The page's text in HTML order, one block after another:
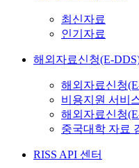
최신자료
인기자료
해외자료신청(E-
해외자료신청
비용지원 서비
해외자료신청
중국대학 자료
RISS API 센터